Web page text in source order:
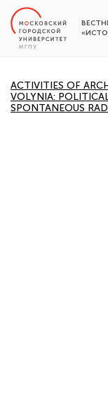
ACTIVITIES OF
VOLYNIA:
SPONTANEOUS